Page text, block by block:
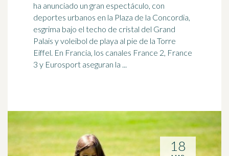
ha anunciado un gran espectáculo, con
deportes urbanos en la Plaza de la Concordia,
esgrima bajo el techo de cristal del Grand
Palais yvoleibol de playa al pie de la Torre
Eiffel. En Francia, los canales France 2, France
3 y Eurosport aseguran la ...
18